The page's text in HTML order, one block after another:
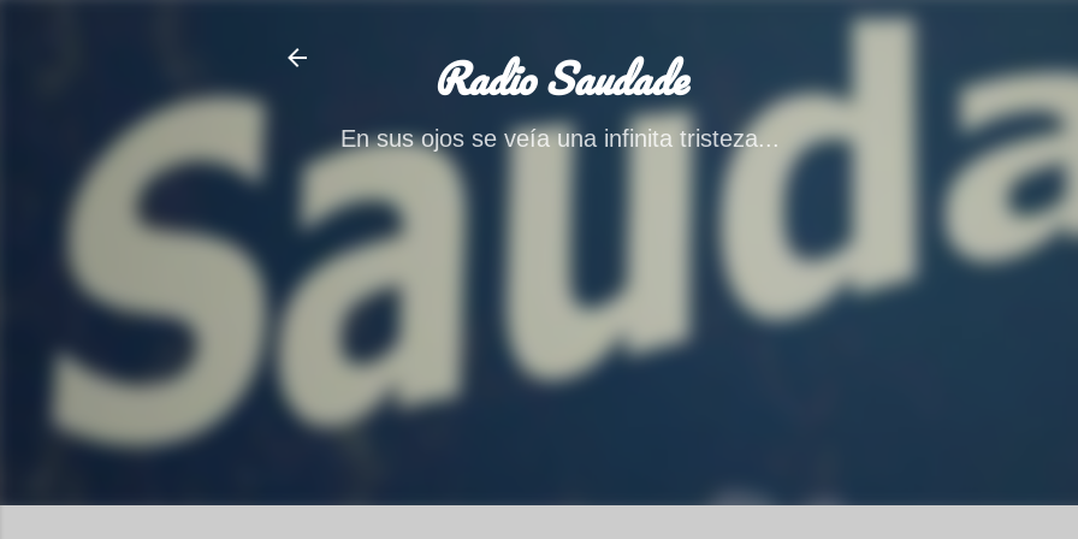
Ir al contenido principal
Radio Saudade
En sus ojos se veía una infinita tristeza...